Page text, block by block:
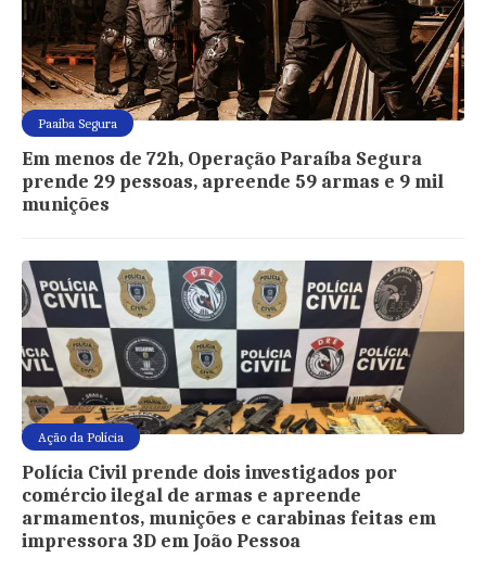
Paaíba Segura
Em menos de 72h, Operação Paraíba Segura
prende 29 pessoas, apreende 59 armas e 9 mil
munições
Ação da Polícia
Polícia Civil prende dois investigados por
comércio ilegal de armas e apreende
armamentos, munições e carabinas feitas em
impressora 3D em João Pessoa